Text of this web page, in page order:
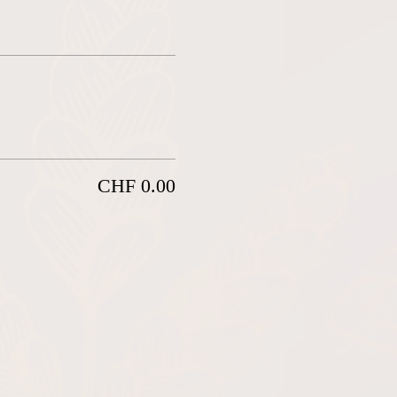
CHF 0.00